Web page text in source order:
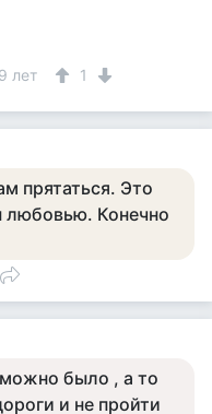
9 лет 1
прятаться. Это
любовью. Конечно
было , а то
и не пройти